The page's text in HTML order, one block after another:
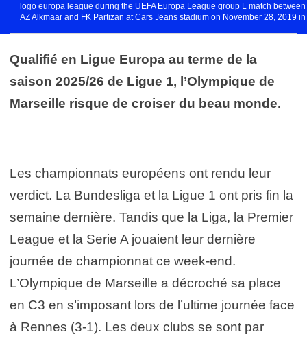
logo europa league during the UEFA Europa League group L match between
AZ Alkmaar and FK Partizan at Cars Jeans stadium on November 28, 2019 in
Qualifié en Ligue Europa au terme de la
saison 2025/26 de Ligue 1, l’Olympique de
Marseille risque de croiser du beau monde.
Les championnats européens ont rendu leur
verdict. La Bundesliga et la Ligue 1 ont pris fin la
semaine dernière. Tandis que la Liga, la Premier
League et la Serie A jouaient leur dernière
journée de championnat ce week-end.
L’Olympique de Marseille a décroché sa place
en C3 en s’imposant lors de l’ultime journée face
à Rennes (3-1). Les deux clubs se sont par